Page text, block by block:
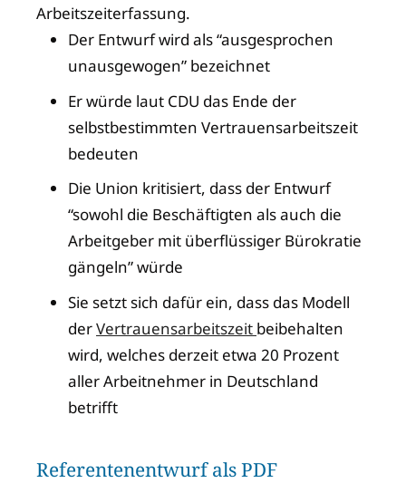
Arbeitszeiterfassung.
Der Entwurf wird als “ausgesprochen
unausgewogen” bezeichnet
Er würde laut CDU das Ende der
selbstbestimmten Vertrauensarbeitszeit
bedeuten
Die Union kritisiert, dass der Entwurf
“sowohl die Beschäftigten als auch die
Arbeitgeber mit überflüssiger Bürokratie
gängeln” würde
Sie setzt sich dafür ein, dass das Modell
derVertrauensarbeitszeit beibehalten
wird, welches derzeit etwa 20 Prozent
aller Arbeitnehmer in Deutschland
betrifft
Referentenentwurf als PDF